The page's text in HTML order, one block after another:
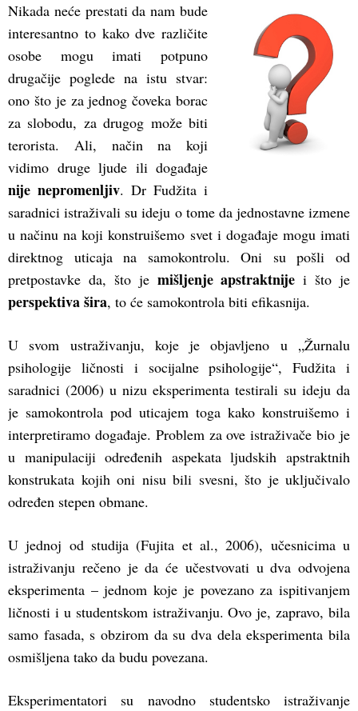
Nikada neće prestati da nam bude
interesantno to kako dve različite
osobe mogu imati potpuno
drugačije poglede na istu stvar:
ono što je za jednog čoveka borac
za slobodu, za drugog može biti
terorista. Ali, način na koji
vidimo druge ljude ili događaje
nije nepromenljiv. Dr Fudžita i
saradnici istraživali su ideju o tome da jednostavne izmene
u načinu na koji konstruišemo svet i događaje mogu imati
direktnog uticaja na samokontrolu. Oni su pošli od
pretpostavke da, što je mišljenje apstraktnije i što je
perspektiva šira, to će samokontrola biti efikasnija.
U svom ustraživanju, koje je objavljeno u „Žurnalu
psihologije ličnosti i socijalne psihologije“, Fudžita i
saradnici (2006) u nizu eksperimenta testirali su ideju da
je samokontrola pod uticajem toga kako konstruišemo i
interpretiramo događaje. Problem za ove istraživače bio je
u manipulaciji određenih aspekata ljudskih apstraktnih
konstrukata kojih oni nisu bili svesni, što je uključivalo
određen stepen obmane.
U jednoj od studija (Fujita et al., 2006), učesnicima u
istraživanju rečeno je da će učestvovati u dva odvojena
eksperimenta – jednom koje je povezano za ispitivanjem
ličnosti i u studentskom istraživanju. Ovo je, zapravo, bila
samo fasada, s obzirom da su dva dela eksperimenta bila
osmišljena tako da budu povezana.
Eksperimentatori su navodno studentsko istraživanje